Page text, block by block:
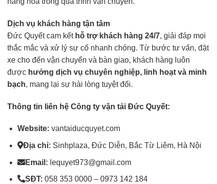
Dịch vụ khách hàng tận tâm
Đức Quyết cam kết hỗ trợ khách hàng 24/7, giải đáp mọi
thắc mắc và xử lý sự cố nhanh chóng. Từ bước tư vấn, đặt
xe cho đến vận chuyển và bàn giao, khách hàng luôn
được hưởng dịch vụ chuyên nghiệp, linh hoạt và minh
bạch, mang lại sự hài lòng tuyệt đối.
Thông tin liên hệ Công ty vận tải Đức Quyết:
Website: vantaiducquyet.com
Địa chỉ: Sinhplaza, Đức Diễn, Bắc Từ Liêm, Hà Nội
Email: lequyet973@gmail.com
SĐT: 058 353 0000 – 0973 142 184